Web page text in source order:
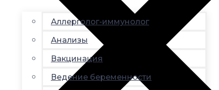
Аллерголог-иммунолог
Анализы
Вакцинация
Ведение беременности